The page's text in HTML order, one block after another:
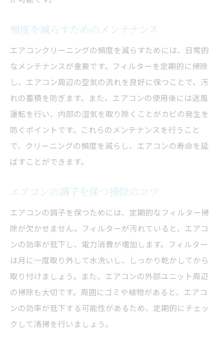
頻度を減らすためのメンテナンス
エアコンクリーニングの頻度を減らすためには、日常的
なメンテナンスが重要です。フィルターを定期的に掃除
し、エアコン周辺の空気の流れを良好に保つことで、汚
れの蓄積を防ぎます。また、エアコンの使用後には送風
運転を行い、内部の湿気を取り除くことがカビの発生を
防ぐポイントです。これらのメンテナンスを行うこと
で、クリーニングの頻度を減らし、エアコンの寿命を延
ばすことができます。
エアコンの調子を保つ掃除のコツ
エアコンの調子を保つためには、定期的なフィルター掃
除が欠かせません。フィルターが汚れていると、エアコ
ンの効率が低下し、電力消費が増加します。フィルター
は月に一度取り外して水洗いし、しっかり乾かしてから
取り付けましょう。また、エアコンの外部ユニット周辺
の掃除も大切です。周囲にゴミや植物があると、エアコ
ンの効率が低下する可能性があるため、定期的にチェッ
クして清掃を行いましょう。